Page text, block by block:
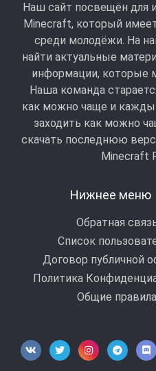
Наш сайт посвещён для
Minecraft, который
среди молодёжи. На
найти актуальные
информации, которые
Наша команда
как можно чаще и
заходить как можно
скачать последнюю
Minecraft
Нижнее меню
Обратная
Список
Договор публичной
Политика
Общие правила